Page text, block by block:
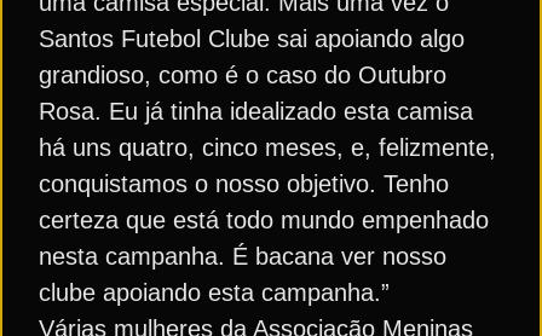
Santos Futebol Clube sai apoiando algo
grandioso, como é o caso do Outubro
Rosa. Eu já tinha idealizado esta camisa
há uns quatro, cinco meses, e, felizmente,
conquistamos o nosso objetivo. Tenho
certeza que está todo mundo empenhado
nesta campanha. É bacana ver nosso
clube apoiando esta campanha.”
Várias mulheres da Associação Meninas